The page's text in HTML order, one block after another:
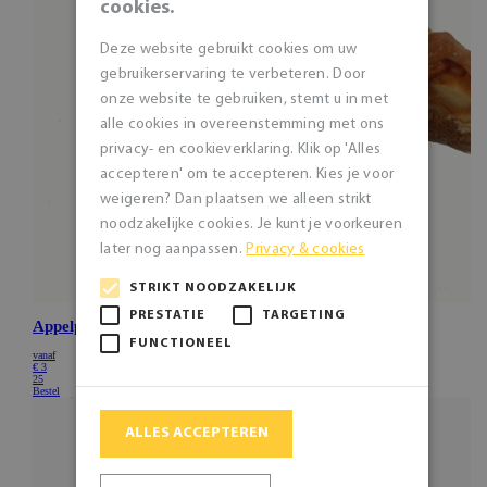
cookies.
Deze website gebruikt cookies om uw
gebruikerservaring te verbeteren. Door
onze website te gebruiken, stemt u in met
alle cookies in overeenstemming met ons
privacy- en cookieverklaring. Klik op 'Alles
accepteren' om te accepteren. Kies je voor
weigeren? Dan plaatsen we alleen strikt
noodzakelijke cookies. Je kunt je voorkeuren
later nog aanpassen. Privacy & cookies
STRIKT NOODZAKELIJK
PRESTATIE TARGETING
FUNCTIONEEL
ALLES ACCEPTEREN